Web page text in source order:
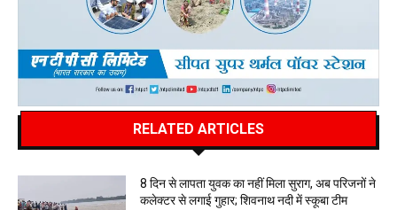
RELATED ARTICLES
8 दिन से लापता युवक का नहीं मिला सुराग, अब परिजनों ने
कलेक्टर से लगाई गुहार; शिवनाथ नदी में स्कूबा टीम